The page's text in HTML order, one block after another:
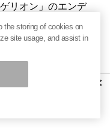
リオン」のエンデ
上海市科学技術創
施をしていた「鷹
元の資金で開発を
も無料で半年間利
×
the storing of cookies on
site usage, and assist in